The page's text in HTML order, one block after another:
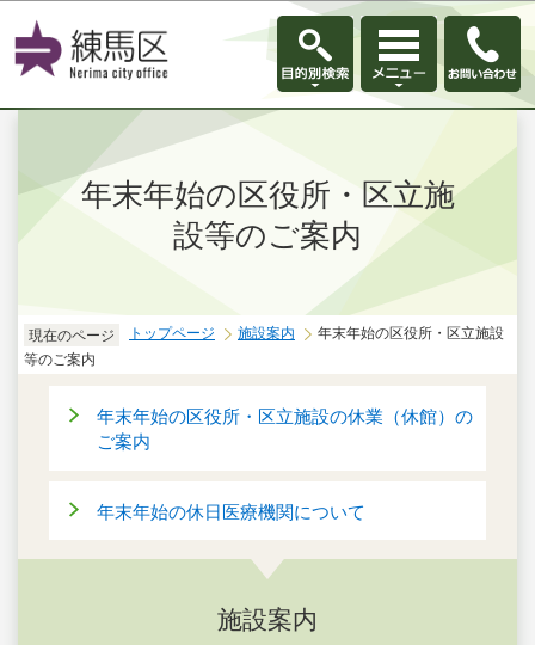
このページの本文へ移動
年末年始の区役所・区立施
設等のご案内
現在のページ トップページ 施設案内
年末年始の区役所・区立施設
等のご案内
年末年始の区役所・区立施設の休業（休館）の
ご案内
年末年始の休日医療機関について
施設案内